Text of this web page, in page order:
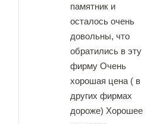
памятник и
осталось очень
довольны, что
обратились в эту
фирму Очень
хорошая цена ( в
других фирмах
дороже) Хорошее